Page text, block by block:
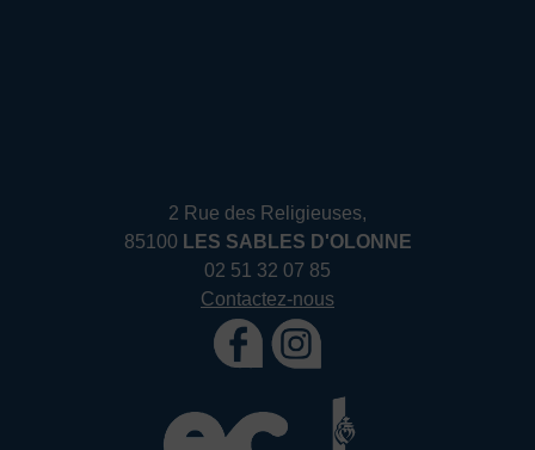
2 Rue des Religieuses,
85100 LES SABLES D'OLONNE
02 51 32 07 85
Contactez-nous